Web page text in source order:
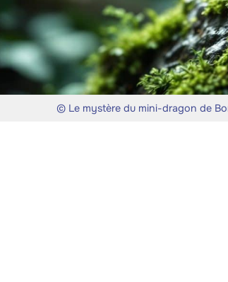
© Le mystère du mini-dragon de